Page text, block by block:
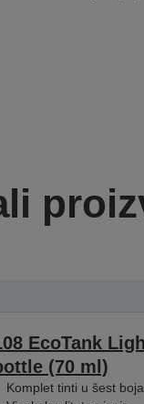
EcoTank
(70 ml)
Komplet tinti u šest boja